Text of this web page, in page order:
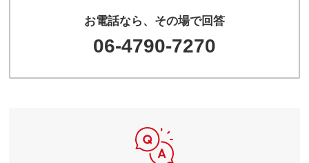
お電話なら、その場で回答
06-4790-7270